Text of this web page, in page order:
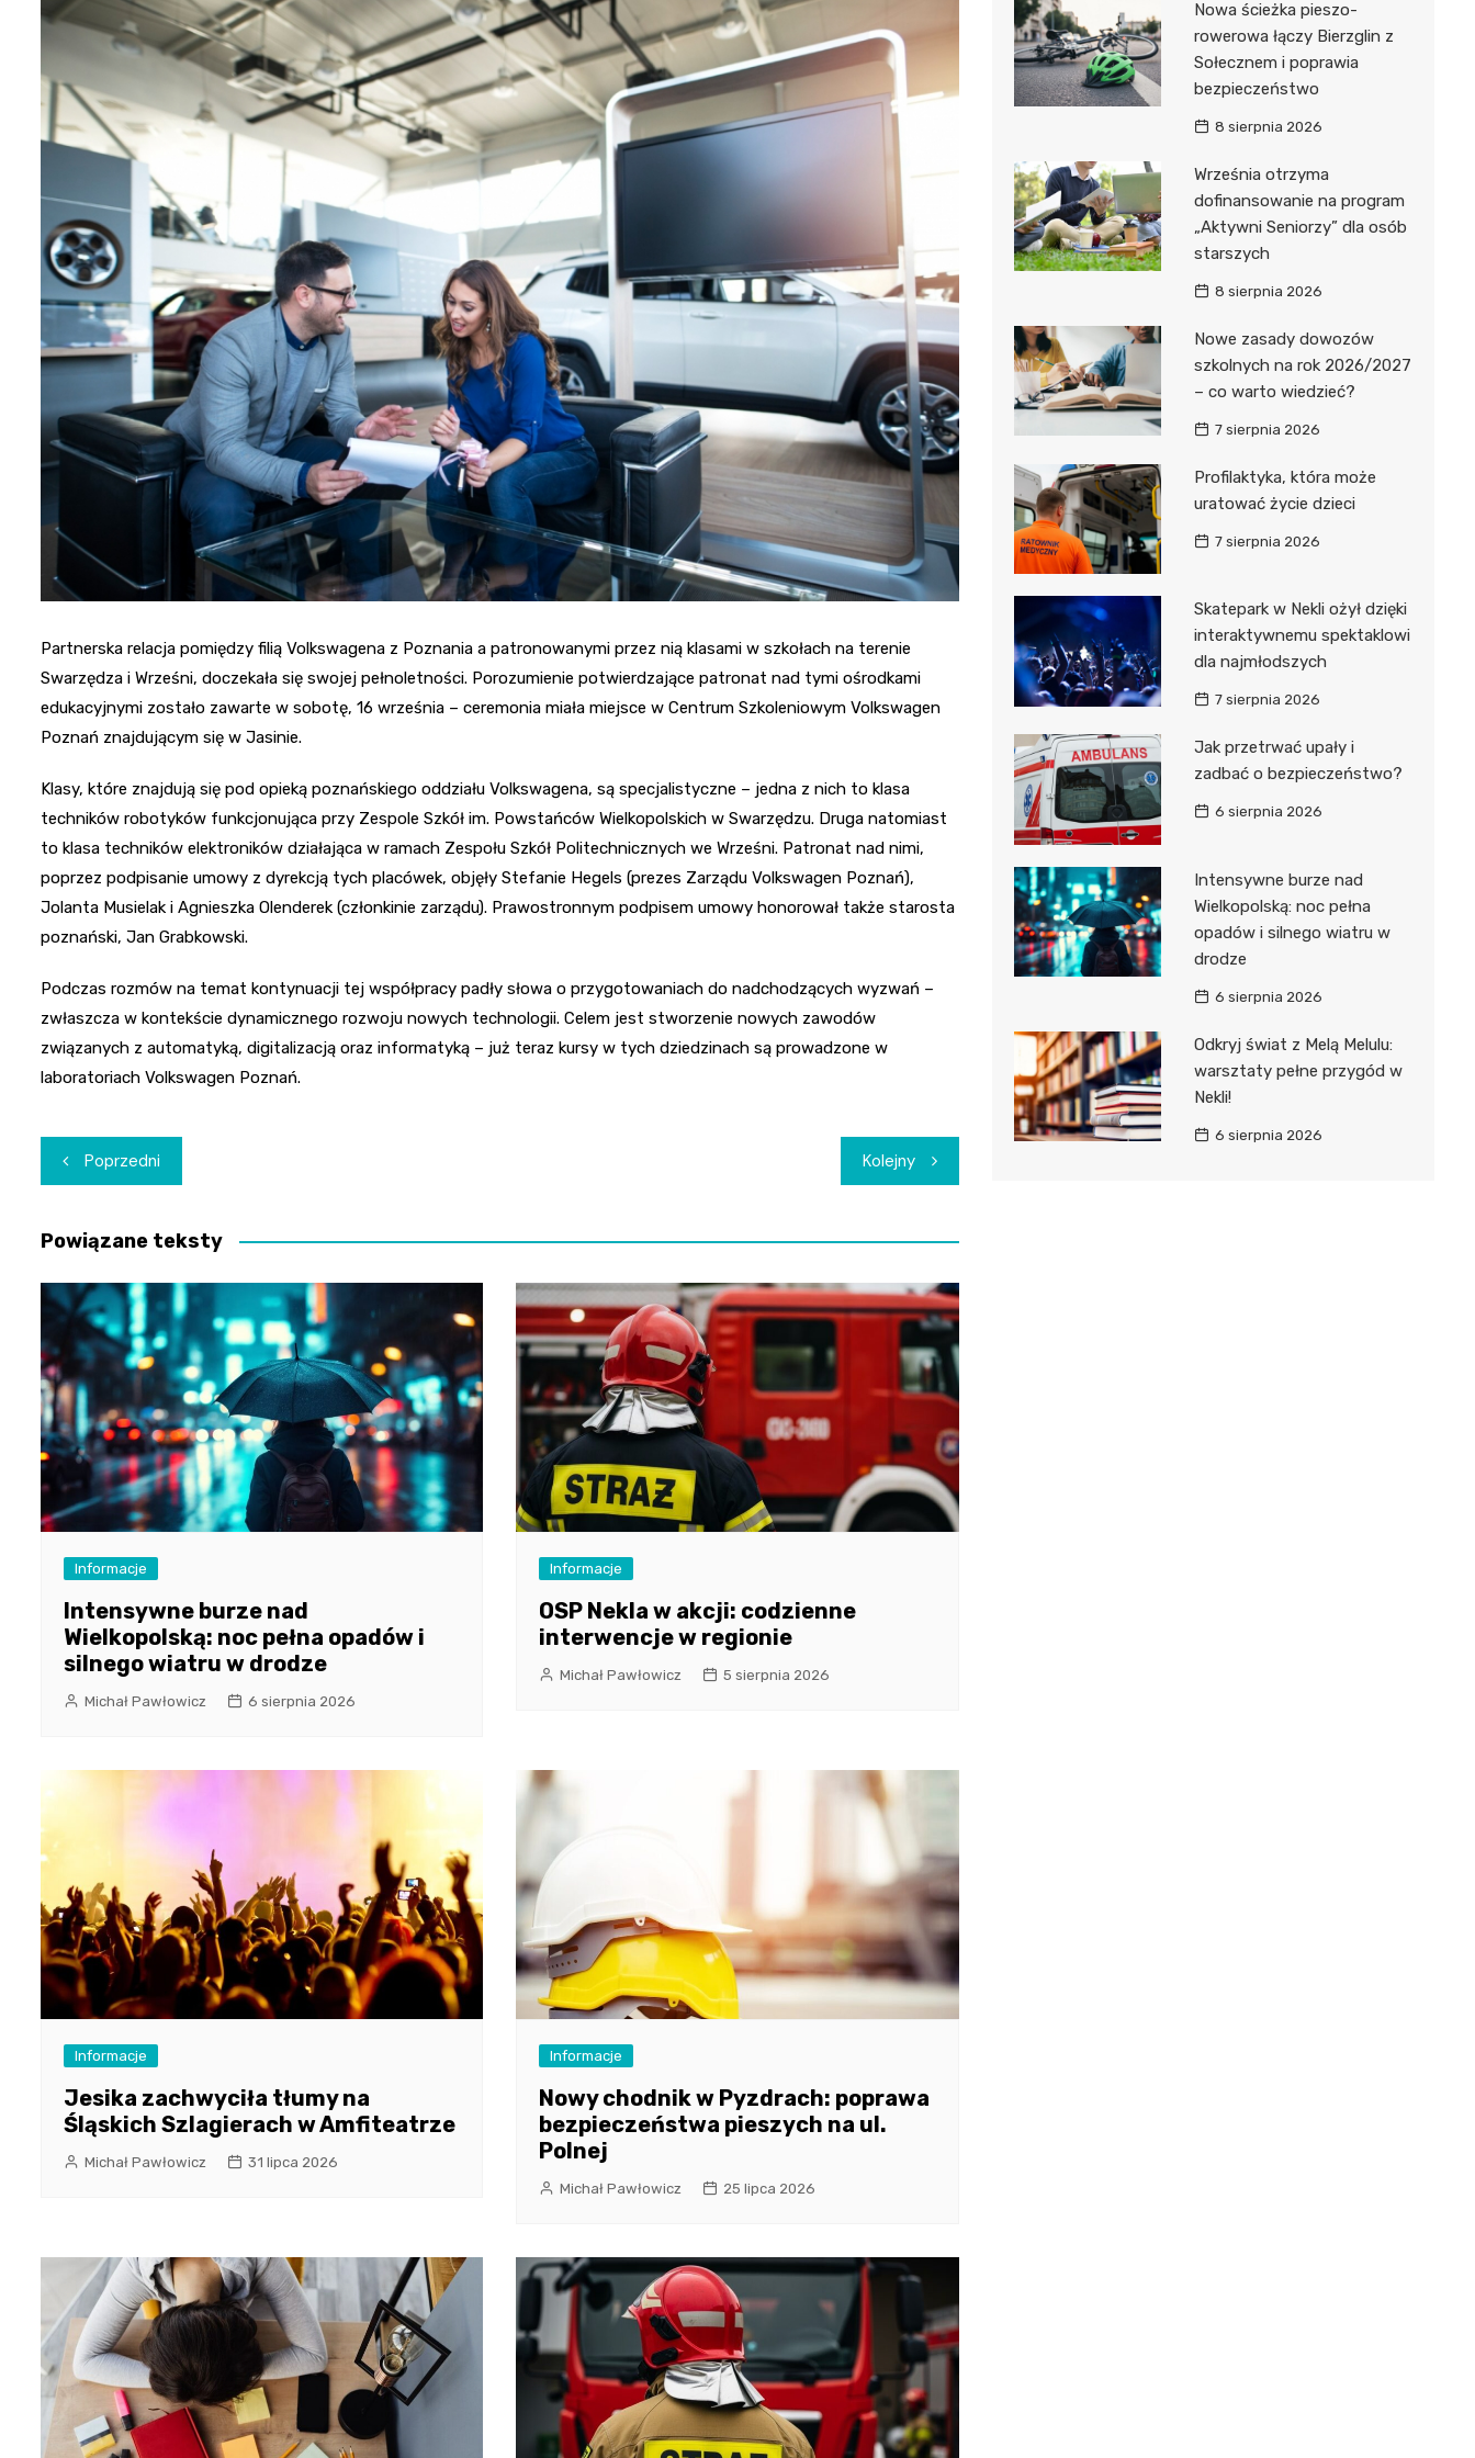
Dzieci Wrzesińskich
Park Miejski im. Dzieci
Wrzesińskich
Amfiteatr im. Anny Jantar
Jump World Września
Wrzesińska Strefa
Aktywności
Pałac w Miłosławiu
Izba Pamięci Reymonta
Rezerwat Czeszewski Las
Partnerska relacja pomiędzy filią Volkswagena z Poznania a patronowanymi przez nią klasami w szkołach na terenie
Swarzędza i Wrześni, doczekała się swojej pełnoletności. Porozumienie potwierdzające patronat nad tymi ośrodkami
edukacyjnymi zostało zawarte w sobotę, 16 września – ceremonia miała miejsce w Centrum Szkoleniowym Volkswagen
Poznań znajdującym się w Jasinie.
Klasy, które znajdują się pod opieką poznańskiego oddziału Volkswagena, są specjalistyczne – jedna z nich to klasa
techników robotyków funkcjonująca przy Zespole Szkół im. Powstańców Wielkopolskich w Swarzędzu. Druga natomiast
to klasa techników elektroników działająca w ramach Zespołu Szkół Politechnicznych we Wrześni. Patronat nad nimi,
poprzez podpisanie umowy z dyrekcją tych placówek, objęły Stefanie Hegels (prezes Zarządu Volkswagen Poznań),
Jolanta Musielak i Agnieszka Olenderek (członkinie zarządu). Prawostronnym podpisem umowy honorował także starosta
poznański, Jan Grabkowski.
Podczas rozmów na temat kontynuacji tej współpracy padły słowa o przygotowaniach do nadchodzących wyzwań –
zwłaszcza w kontekście dynamicznego rozwoju nowych technologii. Celem jest stworzenie nowych zawodów
związanych z automatyką, digitalizacją oraz informatyką – już teraz kursy w tych dziedzinach są prowadzone w
laboratoriach Volkswagen Poznań.
Nawigacja
wpisu
Poprzedni Kolejny
Powiązane teksty
Informacje
Intensywne burze nad
Wielkopolską: noc pełna opadów i
silnego wiatru w drodze
Michał Pawłowicz 6 sierpnia 2026
Informacje
OSP Nekla w akcji: codzienne
interwencje w regionie
Michał Pawłowicz 5 sierpnia 2026
Informacje
Jesika zachwyciła tłumy na
Śląskich Szlagierach w Amfiteatrze
Michał Pawłowicz 31 lipca 2026
Informacje
Nowy chodnik w Pyzdrach: poprawa
bezpieczeństwa pieszych na ul.
Polnej
Michał Pawłowicz 25 lipca 2026
Nowa ścieżka pieszo-
rowerowa łączy Bierzglin z
Sołecznem i poprawia
bezpieczeństwo
8 sierpnia 2026
Września otrzyma
dofinansowanie na program
„Aktywni Seniorzy” dla osób
starszych
8 sierpnia 2026
Nowe zasady dowozów
szkolnych na rok 2026/2027
– co warto wiedzieć?
7 sierpnia 2026
Profilaktyka, która może
uratować życie dzieci
7 sierpnia 2026
Skatepark w Nekli ożył dzięki
interaktywnemu spektaklowi
dla najmłodszych
7 sierpnia 2026
Jak przetrwać upały i
zadbać o bezpieczeństwo?
6 sierpnia 2026
Intensywne burze nad
Wielkopolską: noc pełna
opadów i silnego wiatru w
drodze
6 sierpnia 2026
Odkryj świat z Melą Melulu:
warsztaty pełne przygód w
Nekli!
6 sierpnia 2026